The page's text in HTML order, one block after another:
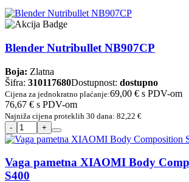
Blender Nutribullet NB907CP
Boja: Zlatna
Šifra: 310117680Dostupnost: dostupno
Cijena za jednokratno plaćanje:69,00 € s PDV-om
76,67 € s PDV-om
Najniža cijena proteklih 30 dana: 82,22 €
Vaga pametna XIAOMI Body
S400